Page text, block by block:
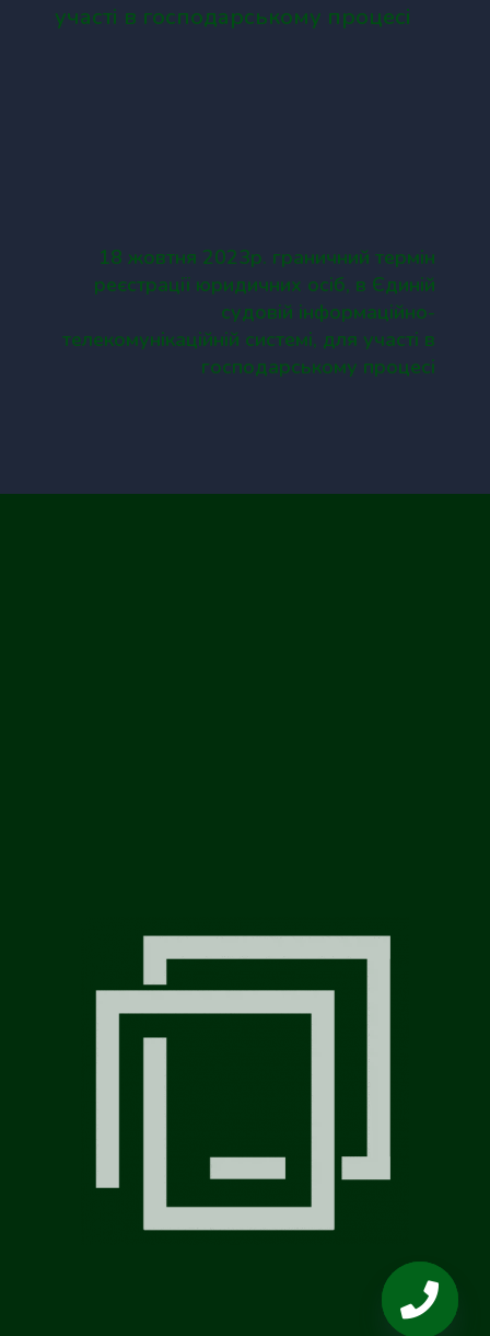
участі в господарському процесі
18 жовтня 2023р. граничний термін
реєстрації юридичних осіб, в Єдиній
судовій інформаційно-
телекомунікаційній системі, для участі в
господарському процесі